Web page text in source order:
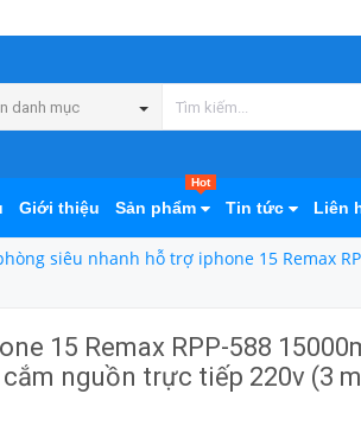
danh mục
Giới thiệu Sản phẩm
Hot
Tin tức Liên
siêu nhanh hỗ trợ iphone 15 Remax
15 Remax RPP-588
nguồn trực tiếp 220v (3